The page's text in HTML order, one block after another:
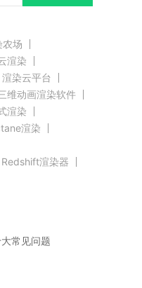
农场
渲染
渲染云平台
维动画渲染软件
渲染
渲染
Redshift渲染器
程常见问题